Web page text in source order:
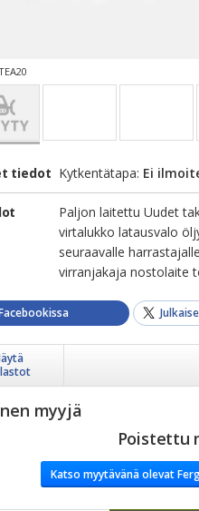
tiedot Kytkentätapa: Ei
Paljon laitettu Uudet
virtalukko latausvalo
seuraavalle
virranjakaja nostolaite
myyjä
Poistettu
Katso myytävänä olevat